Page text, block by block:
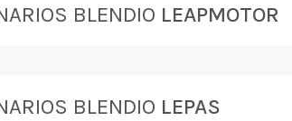
BLENDIO LEAPMOTOR
BLENDIO LEPAS